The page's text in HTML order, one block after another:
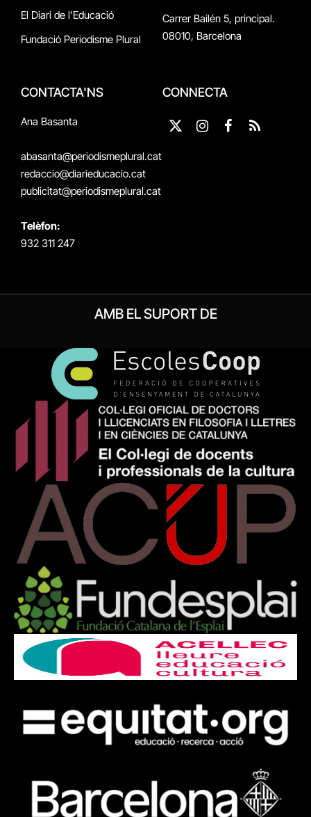
El Diari de l'Educació
Fundació Periodisme Plural
Carrer Bailén 5, principal.
08010, Barcelona
CONTACTA'NS
Ana Basanta
abasanta@periodismeplural.cat
redaccio@diarieducacio.cat
publicitat@periodismeplural.cat
Telèfon:
932 311 247
CONNECTA
X
InstagramFacebook
RSS
AMB EL SUPORT DE